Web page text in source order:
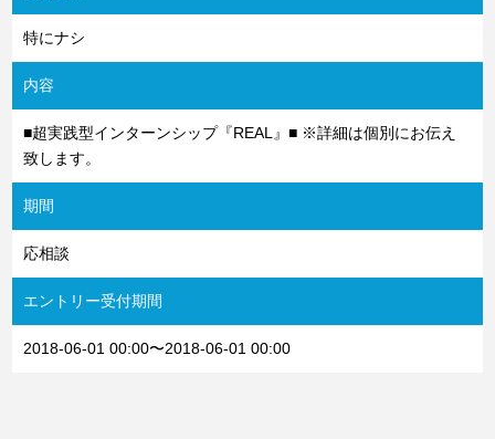
特にナシ
内容
■超実践型インターンシップ『REAL』■ ※詳細は個別にお伝え
致します。
期間
応相談
エントリー受付期間
2018-06-01 00:00〜2018-06-01 00:00